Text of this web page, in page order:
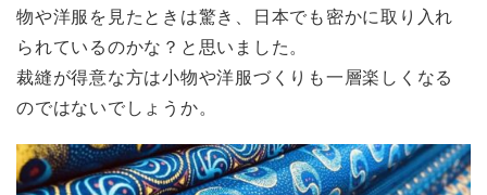
物や洋服を見たときは驚き、日本でも密かに取り入れ
られているのかな？と思いました。
裁縫が得意な方は小物や洋服づくりも一層楽しくなる
のではないでしょうか。